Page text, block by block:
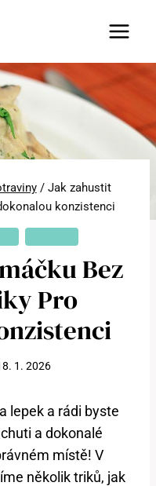
/ Jak zahustit
konzistenci
Bez
Pro
1. 2026
lepek a rádi byste
a dokonalé
místě! V
několik triků, jak